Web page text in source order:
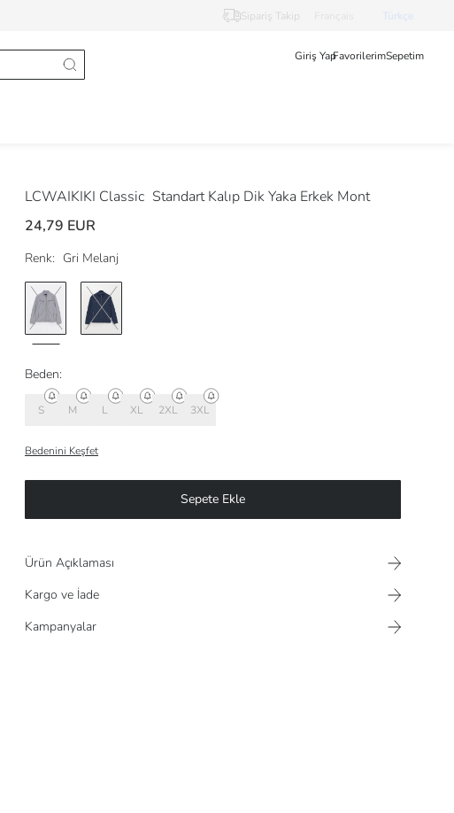
Sipariş Takip Türkçe
Giriş YapFavorilerimSepetim
LCWAIKIKI Classic Standart Kalıp Dik Yaka Erkek Mont
24,79 EUR
Renk: Gri Melanj
Beden:
S M L XL 2XL 3XL
Bedenini Keşfet
Sepete Ekle
Ürün Açıklaması
Kargo ve İade
Kampanyalar